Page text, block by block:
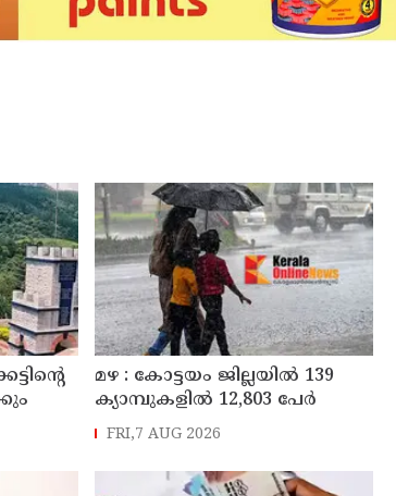
മഴ : കോട്ടയം ജില്ലയിൽ 139
ക്യാമ്പുകളിൽ 12,803 പേര്‍
FRI,7 AUG 2026